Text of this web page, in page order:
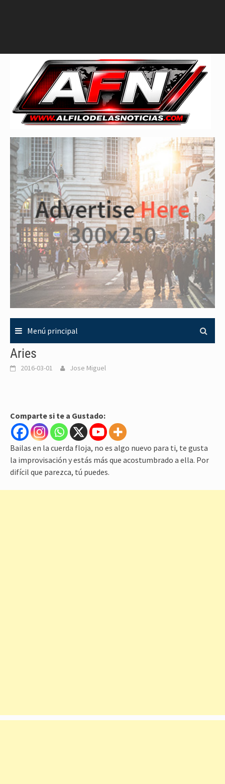
Menú principal
Aries
2016-03-01 Jose Miguel
Comparte si te a Gustado:
Bailas en la cuerda floja, no es algo nuevo para ti, te gusta
la improvisación y estás más que acostumbrado a ella. Por
difícil que parezca, tú puedes.